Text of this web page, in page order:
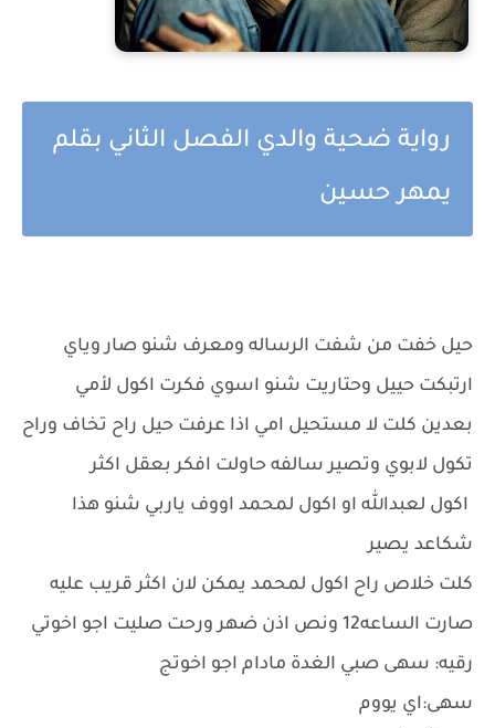
رواية ضحية والدي الفصل الثاني بقلم
يمهر حسين
حيل خفت من شفت الرساله ومعرف شنو صار وياي
ارتبكت حييل وحتاريت شنو اسوي فكرت اكول لأمي
بعدين كلت لا مستحيل امي اذا عرفت حيل راح تخاف وراح
تكول لابوي وتصير سالفه حاولت افكر بعقل اكثر
اكول لعبدالله او اكول لمحمد اووف ياربي شنو هذا
شكاعد يصير
كلت خلاص راح اكول لمحمد يمكن لان اكثر قريب عليه
صارت الساعه12 ونص اذن ضهر ورحت صليت اجو اخوتي
رقيه: سهى صبي الغدة مادام اجو اخوتج
سهى:اي يووم